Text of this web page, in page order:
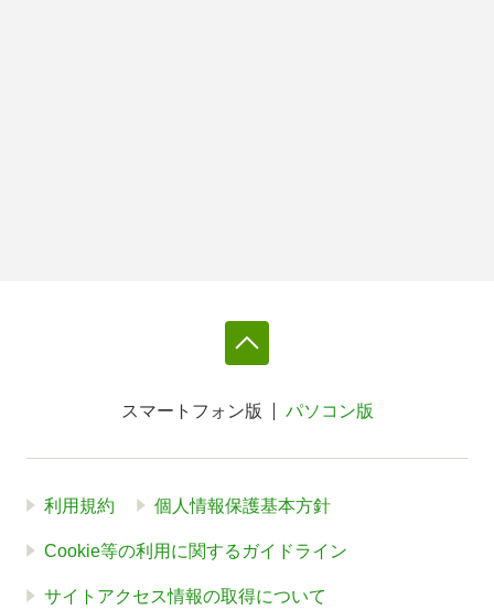
スマートフォン版 パソコン版
利用規約 個人情報保護基本方針
Cookie等の利用に関するガイドライン
サイトアクセス情報の取得について